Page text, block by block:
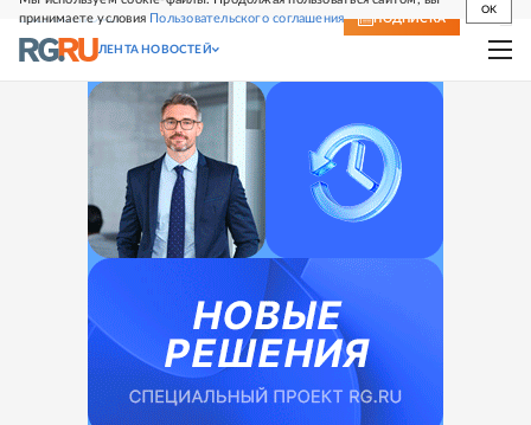
принимаете условия Пользовательского соглашения
OK
СВЕЖИЙ НОМЕР ПОДПИСКА
ЛЕНТА НОВОСТЕЙ